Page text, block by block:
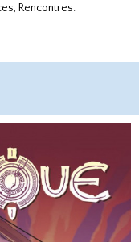
Rencontres.